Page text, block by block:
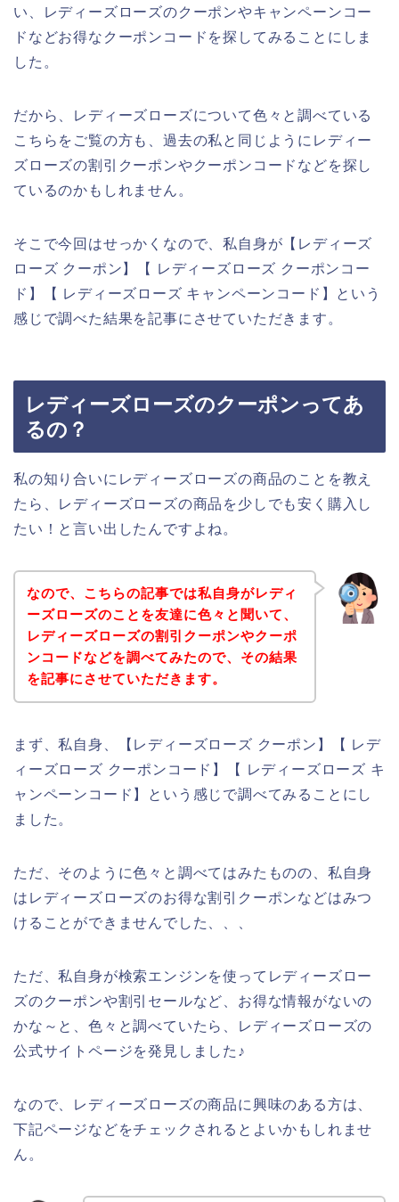
い、レディーズローズのクーポンやキャンペーンコー
ドなどお得なクーポンコードを探してみることにしま
した。
だから、レディーズローズについて色々と調べている
こちらをご覧の方も、過去の私と同じようにレディー
ズローズの割引クーポンやクーポンコードなどを探し
ているのかもしれません。
そこで今回はせっかくなので、私自身が【レディーズ
ローズ クーポン】【 レディーズローズ クーポンコー
ド】【 レディーズローズ キャンペーンコード】という
感じで調べた結果を記事にさせていただきます。
レディーズローズのクーポンってあ
るの？
私の知り合いにレディーズローズの商品のことを教え
たら、レディーズローズの商品を少しでも安く購入し
たい！と言い出したんですよね。
なので、こちらの記事では私自身がレディ
ーズローズのことを友達に色々と聞いて、
レディーズローズの割引クーポンやクーポ
ンコードなどを調べてみたので、その結果
を記事にさせていただきます。
まず、私自身、【レディーズローズ クーポン】【 レデ
ィーズローズ クーポンコード】【 レディーズローズ キ
ャンペーンコード】という感じで調べてみることにし
ました。
ただ、そのように色々と調べてはみたものの、私自身
はレディーズローズのお得な割引クーポンなどはみつ
けることができませんでした、、、
ただ、私自身が検索エンジンを使ってレディーズロー
ズのクーポンや割引セールなど、お得な情報がないの
かな～と、色々と調べていたら、レディーズローズの
公式サイトページを発見しました♪
なので、レディーズローズの商品に興味のある方は、
下記ページなどをチェックされるとよいかもしれませ
ん。